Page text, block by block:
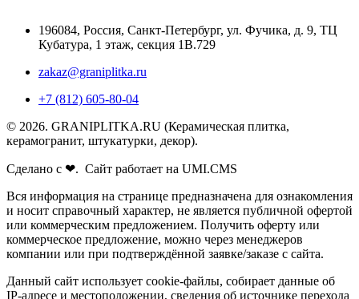
196084, Россия, Санкт-Петербург, ул. Фучика, д. 9, ТЦ
Кубатура, 1 этаж, секция 1В.729
zakaz@graniplitka.ru
+7 (812) 605-80-04
© 2026. GRANIPLITKA.RU (Керамическая плитка,
керамогранит, штукатурки, декор).
Сделано с ❤. Сайт работает на UMI.CMS
Вся информация на странице предназначена для ознакомления
и носит справочный характер, не является публичной офертой
или коммерческим предложением. Получить оферту или
коммерческое предложение, можно через менеджеров
компании или при подтверждённой заявке/заказе с сайта.
Данный сайт использует cookie-файлы, собирает данные об
IP-адресе и местоположении, сведения об источнике перехода